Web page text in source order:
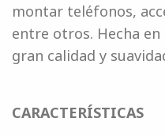
montar teléfonos,
entre otros. Hecha
gran calidad y
CARACTERÍSTICAS